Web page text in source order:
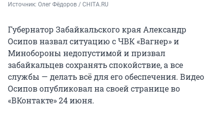
Источник: Олег Фёдоров / CHITA.RU
Губернатор Забайкальского края Александр
Осипов назвал ситуацию с ЧВК «Вагнер» и
Минобороны недопустимой и призвал
забайкальцев сохранять спокойствие, а все
службы — делать всё для его обеспечения. Видео
Осипов опубликовал на своей странице во
«ВКонтакте» 24 июня.